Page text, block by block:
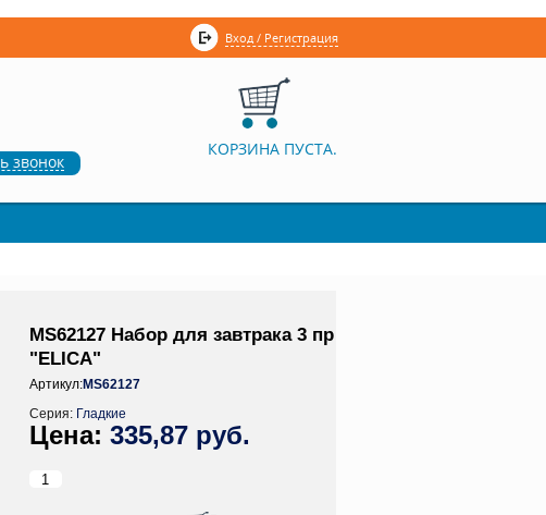
Вход / Регистрация
звонок
КОРЗИНА ПУСТА.
MS62127 Набор для завтрака 3 пр
"ELICA"
Артикул:MS62127
Серия: Гладкие
335,87 руб.